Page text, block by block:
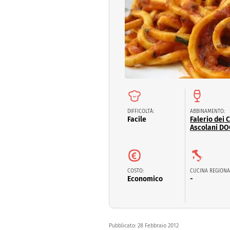
Dolci Pasqua
San
DIFFICOLTÀ:
Facile
ABBINAMENTO:
Falerio dei
Ascolani
COSTO:
Economico
CUCINA
-
Pubblicato: 28 Febbraio 2012